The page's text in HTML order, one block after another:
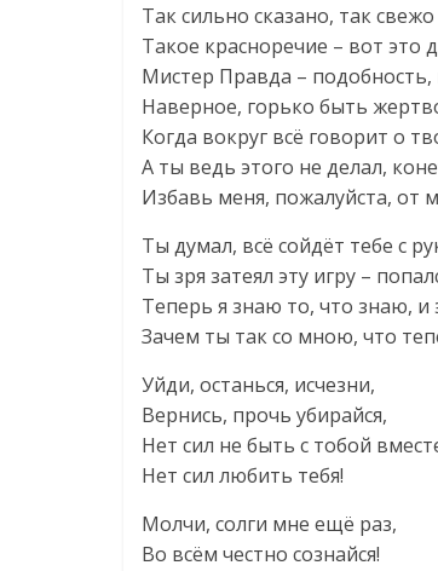
Так сильно сказано, так
Такое красноречие – вот это
Мистер Правда –
Наверное, горько быть
Когда вокруг всё говорит о
А ты ведь этого не делал,
Избавь меня, пожалуйста, от
Ты думал, всё сойдёт тебе с
Ты зря затеял эту игру –
Теперь я знаю то, что знаю, и
Зачем ты так со мною, что
Уйди, останься, исчезни,
Вернись, прочь убирайся,
Нет сил не быть с тобой
Нет сил любить тебя!
Молчи, солги мне ещё раз,
Во всём честно сознайся!